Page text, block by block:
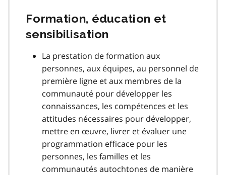
Formation, éducation et
sensibilisation
La prestation de formation aux
personnes, aux équipes, au personnel de
première ligne et aux membres de la
communauté pour développer les
connaissances, les compétences et les
attitudes nécessaires pour développer,
mettre en œuvre, livrer et évaluer une
programmation efficace pour les
personnes, les familles et les
communautés autochtones de manière